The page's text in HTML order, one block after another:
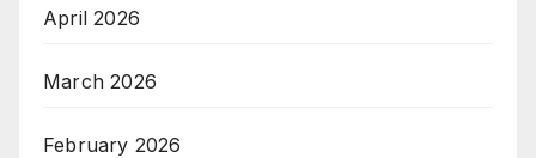
April 2026
March 2026
February 2026